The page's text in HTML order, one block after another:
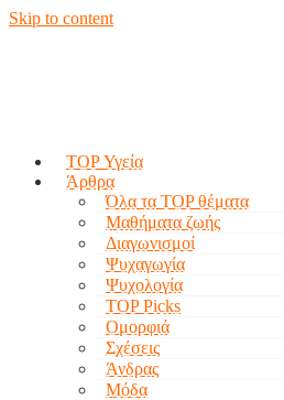
Skip to content
TOP Υγεία
Άρθρα
Όλα τα TOP θέματα
Μαθήματα ζωής
Διαγωνισμοί
Ψυχαγωγία
Ψυχολογία
TOP Picks
Ομορφιά
Σχέσεις
Άνδρας
Μόδα